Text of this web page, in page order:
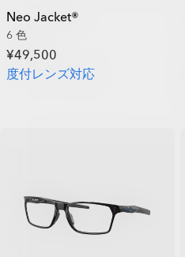
Neo Jacket®
6 色
¥49,500
度付レンズ対応